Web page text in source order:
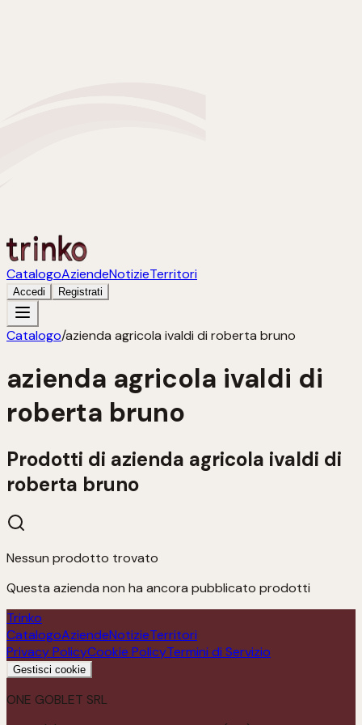
CatalogoAziendeNotizieTerritori
Accedi Registrati
Catalogo/azienda agricola ivaldi di roberta bruno
azienda agricola ivaldi di
roberta bruno
Prodotti di azienda agricola ivaldi di
roberta bruno
Nessun prodotto trovato
Questa azienda non ha ancora pubblicato prodotti
Trinko
CatalogoAziendeNotizieTerritori
Privacy PolicyCookie PolicyTermini di Servizio
Gestisci cookie
ONE GOBLET SRL